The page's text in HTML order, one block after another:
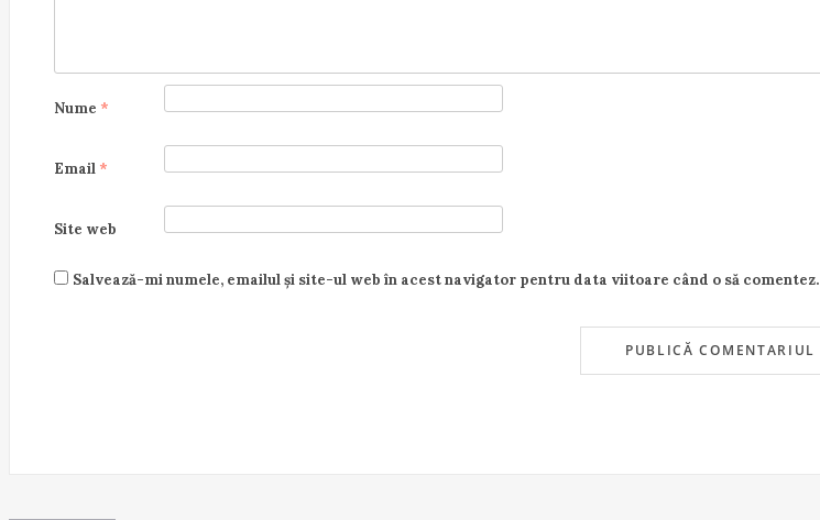
Nume *
Email *
Site web
Salvează-mi numele, emailul și site-ul web în acest navigator pentru data viitoare când o să comentez.